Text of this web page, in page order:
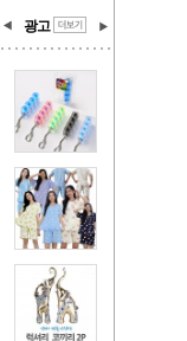
광고